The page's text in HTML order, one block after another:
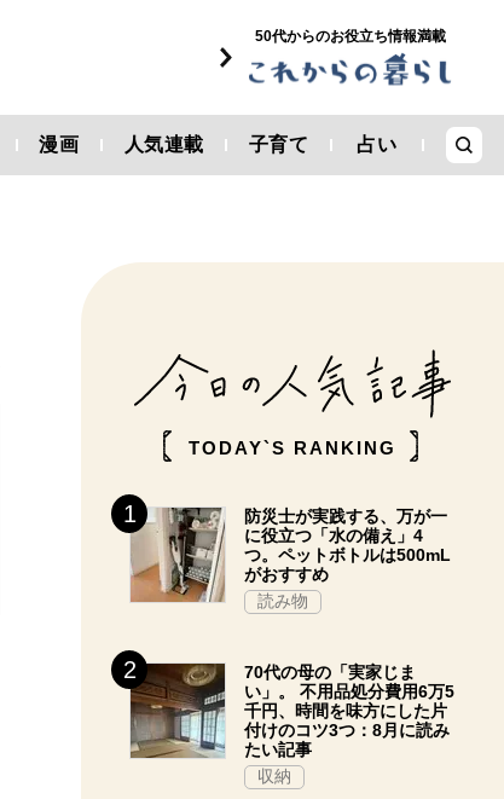
50代からのお役立ち情報満載
漫画 人気連載 子育て 占い
TODAY`S RANKING
防災士が実践する、万が一
に役立つ「水の備え」4
つ。ペットボトルは500mL
がおすすめ
読み物
70代の母の「実家じま
い」。 不用品処分費用6万5
千円、時間を味方にした片
付けのコツ3つ：8月に読み
たい記事
収納